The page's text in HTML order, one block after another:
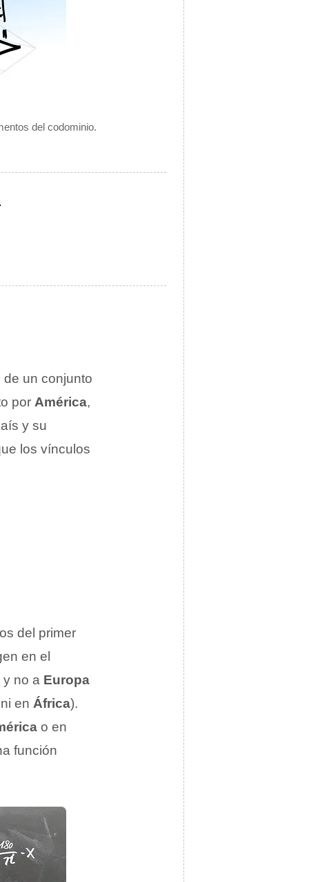
del codominio.
de un conjunto
por América,
y su
los vínculos
del primer
en el
y no a Europa
en África).
o en
función